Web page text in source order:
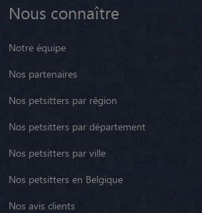
Nous connaître
Notre équipe
Nos partenaires
Nos petsitters par région
Nos petsitters par département
Nos petsitters par ville
Nos petsitters en Belgique
Nos avis clients